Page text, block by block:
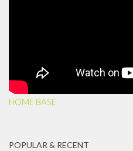
HOME BASE
POPULAR & RECENT